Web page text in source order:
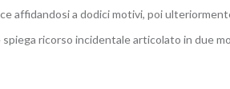
affidandosi a dodici motivi, poi
ricorso incidentale articolato in due